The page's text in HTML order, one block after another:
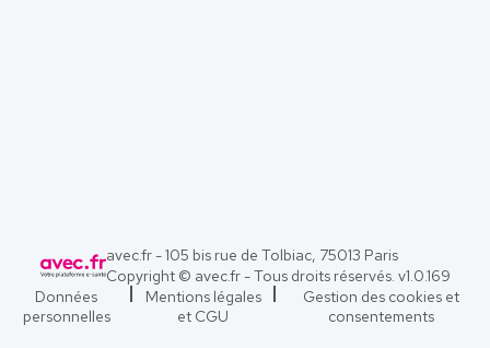
avec.fr - 105 bis rue de Tolbiac, 75013 Paris
Copyright © avec.fr - Tous droits réservés. v1.0.169
Données
personnelles
Mentions légales
et CGU
Gestion des cookies et
consentements